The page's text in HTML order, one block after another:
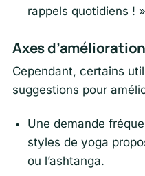
rappels quotidiens ! »
Axes d’amélioration
Cependant, certains
suggestions pour
Une demande
styles de yoga
ou l’ashtanga.